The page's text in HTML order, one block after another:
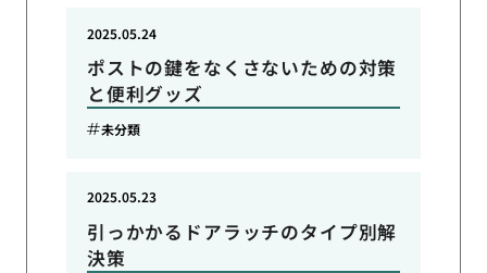
ポストの鍵をなくさないための対策
と便利グッズ
2025.05.24
未分類
引っかかるドアラッチのタイプ別解
決策
2025.05.23